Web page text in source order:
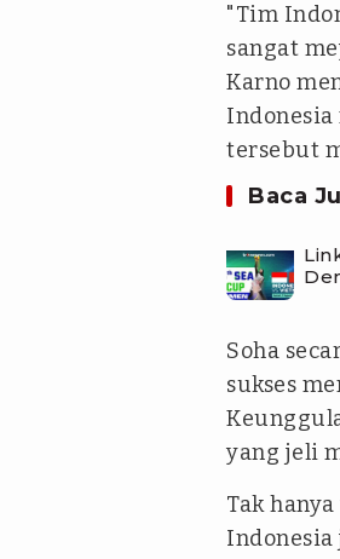
"Tim
sangat
Karno
Indonesia
tersebut
Baca
Soha
sukses
yang jeli
Tak
Indonesia